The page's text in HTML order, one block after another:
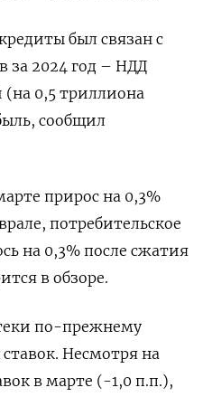
был связан с
за 2024 год – НДД
0,5 триллиона
сообщил
прирос на 0,3%
потребительское
на 0,3% после сжатия
в обзоре.
по-прежнему
Несмотря на
в марте (-1,0 п.п.),